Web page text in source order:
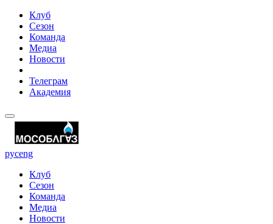
Клуб
Сезон
Команда
Медиа
Новости
Телеграм
Академия
русeng
Клуб
Сезон
Команда
Медиа
Новости